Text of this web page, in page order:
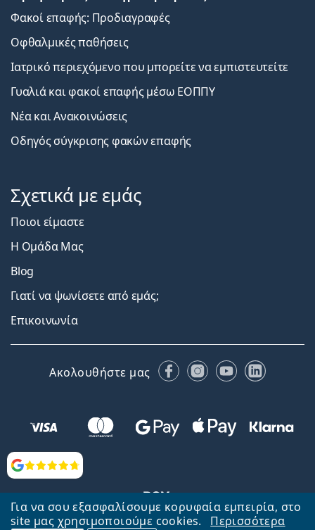
Για να σου εξασφαλίσουμε κορυφαία εμπειρία, στο
site μας χρησιμοποιούμε cookies.
Περισσότερα
Αξιολογήσεις
Φακοί επαφής: Προδιαγραφές
Οφθαλμικές παθήσεις
Ιατρικό περιεχόμενο που μπορείτε να εμπιστευτείτε
Γυαλιά και φακοί επαφής μέσω ΕΟΠΠΥ
Νέα και Ανακοινώσεις
Οδηγός σύγκρισης φακών επαφής
Σχετικά με εμάς
Ποιοι είμαστε
Η Ομάδα Μας
Blog
Γιατί να ψωνίσετε από εμάς;
Επικοινωνία
Ακολουθήστε μας FacebookInstagram
YouTubeLinkedIn